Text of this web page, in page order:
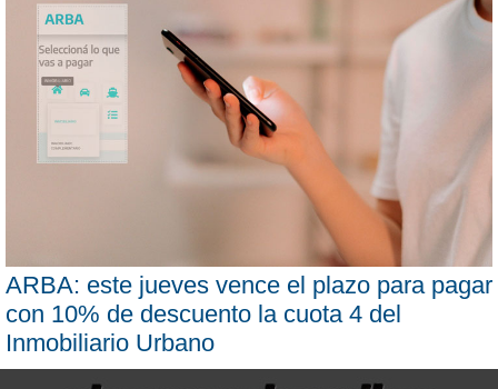
ARBA: este jueves vence el plazo para pagar
con 10% de descuento la cuota 4 del
Inmobiliario Urbano